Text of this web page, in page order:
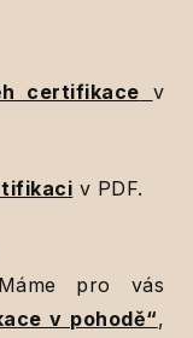
certifikace v
v PDF.
pro vás
v pohodě“,